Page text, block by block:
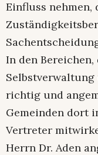
Einfluss nehmen,
In den
richtig und
Gemeinden dort
Vertreter
Herrn Dr. Aden